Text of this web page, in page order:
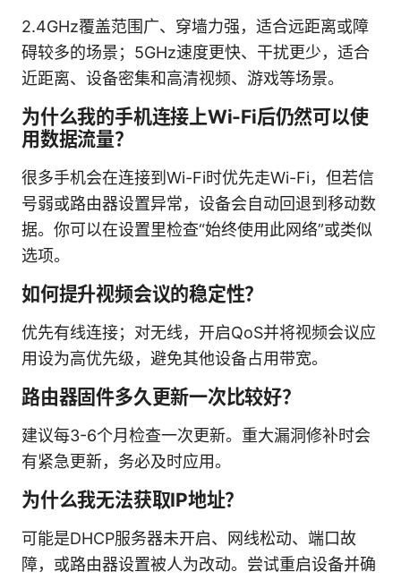
2.4GHz覆盖范围广、穿墙力强，适合远距离或障
碍较多的场景；5GHz速度更快、干扰更少，适合
近距离、设备密集和高清视频、游戏等场景。
为什么我的手机连接上Wi-Fi后仍然可以使
用数据流量？
很多手机会在连接到Wi-Fi时优先走Wi-Fi，但若信
号弱或路由器设置异常，设备会自动回退到移动数
据。你可以在设置里检查“始终使用此网络”或类似
选项。
如何提升视频会议的稳定性？
优先有线连接；对无线，开启QoS并将视频会议应
用设为高优先级，避免其他设备占用带宽。
路由器固件多久更新一次比较好？
建议每3-6个月检查一次更新。重大漏洞修补时会
有紧急更新，务必及时应用。
为什么我无法获取IP地址？
可能是DHCP服务器未开启、网线松动、端口故
障，或路由器设置被人为改动。尝试重启设备并确